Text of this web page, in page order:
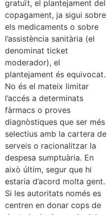
gratuït, el plantejament del
copagament, ja sigui sobre
els medicaments o sobre
l’assistència sanitària (el
denominat ticket
moderador), el
plantejament és equivocat.
No és el mateix limitar
l’accés a determinats
fàrmacs o proves
diagnòstiques que ser més
selectius amb la cartera de
serveis o racionalitzar la
despesa sumptuària. En
això últim, segur que hi
estaria d’acord molta gent.
Si les autoritats només es
centren en donar cops de